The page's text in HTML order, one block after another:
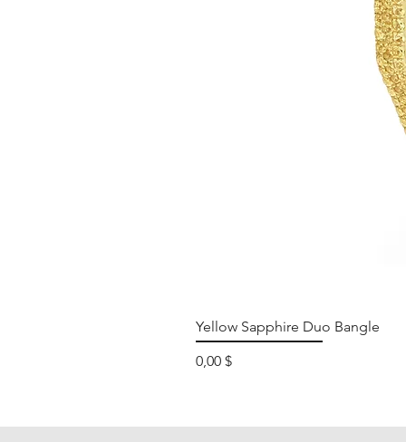
Yellow Sapphire Duo Bangle
Preis
0,00 $